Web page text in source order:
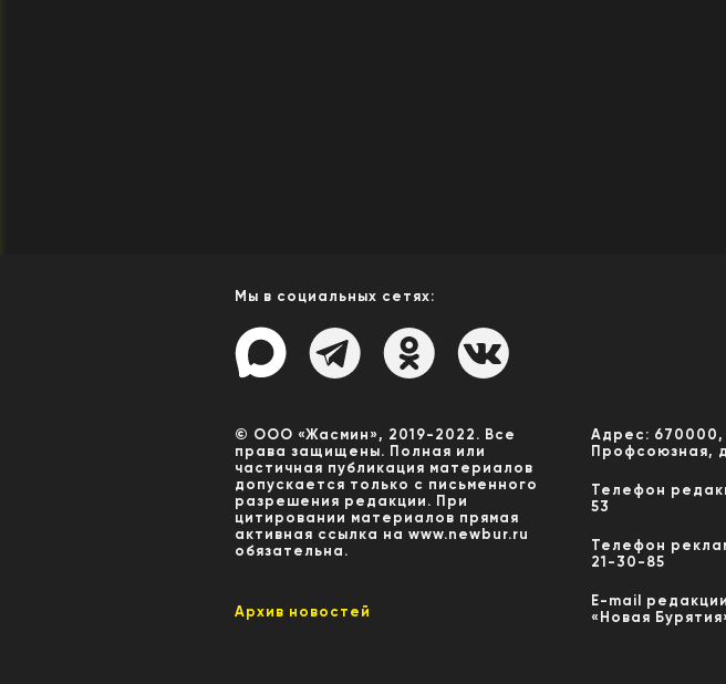
Мы в социальных сетях:
© ООО «Жасмин», 2019-2022. Все
права защищены. Полная или
частичная публикация материалов
допускается только с письменного
разрешения редакции. При
цитировании материалов прямая
активная ссылка на www.newbur.ru
обязательна.
Архив новостей
Адрес: 670000,
Профсоюзная,
Телефон
53
Телефон
21-30-85
E-mail
«Новая